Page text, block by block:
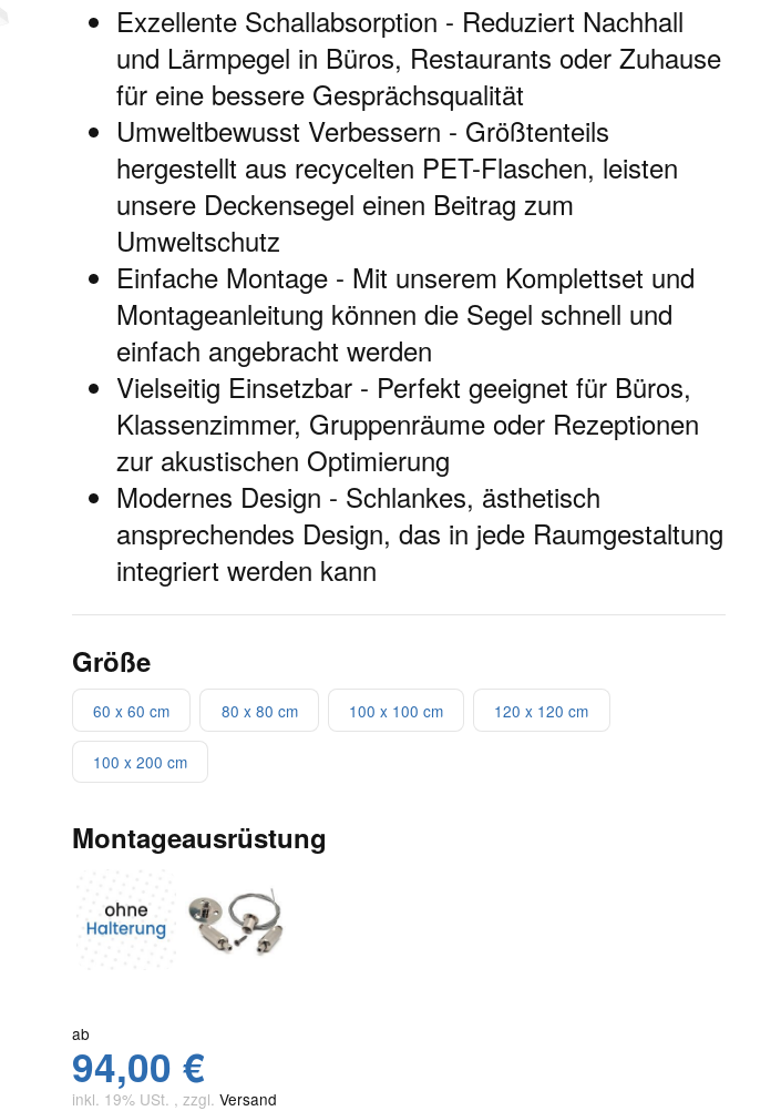
Exzellente Schallabsorption - Reduziert Nachhall
und Lärmpegel in Büros, Restaurants oder Zuhause
für eine bessere Gesprächsqualität
Umweltbewusst Verbessern - Größtenteils
hergestellt aus recycelten PET-Flaschen, leisten
unsere Deckensegel einen Beitrag zum
Umweltschutz
Einfache Montage - Mit unserem Komplettset und
Montageanleitung können die Segel schnell und
einfach angebracht werden
Vielseitig Einsetzbar - Perfekt geeignet für Büros,
Klassenzimmer, Gruppenräume oder Rezeptionen
zur akustischen Optimierung
Modernes Design - Schlankes, ästhetisch
ansprechendes Design, das in jede Raumgestaltung
integriert werden kann
Größe
60 x 60 cm 80 x 80 cm 100 x 100 cm 120 x 120 cm
100 x 200 cm
Montageausrüstung
ab
94,00 €
inkl. 19% USt. , zzgl. Versand